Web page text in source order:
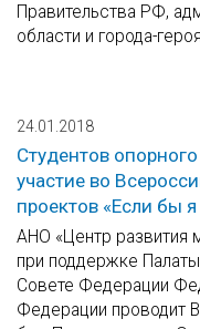
Правительства РФ,
области и города-
24.01.2018
Студентов
участие во
проектов «Если бы
АНО «Центр развития
при поддержке
Совете Федерации
Федерации проводит